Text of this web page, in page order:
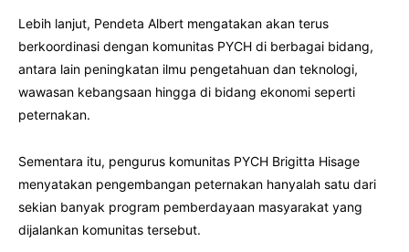
Lebih lanjut, Pendeta Albert mengatakan akan terus
berkoordinasi dengan komunitas PYCH di berbagai bidang,
antara lain peningkatan ilmu pengetahuan dan teknologi,
wawasan kebangsaan hingga di bidang ekonomi seperti
peternakan.
Sementara itu, pengurus komunitas PYCH Brigitta Hisage
menyatakan pengembangan peternakan hanyalah satu dari
sekian banyak program pemberdayaan masyarakat yang
dijalankan komunitas tersebut.